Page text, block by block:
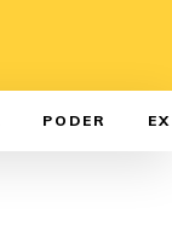
PODER